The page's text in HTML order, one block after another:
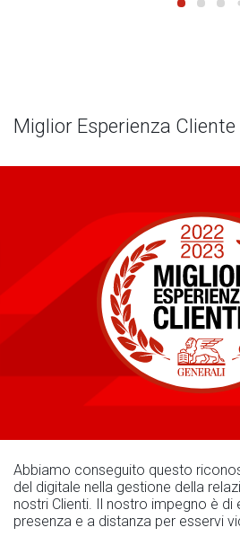
Miglior Esperienza
Abbiamo conseguito questo
del digitale nella gestione della
nostri Clienti. Il nostro impegno è di
presenza e a distanza per esservi